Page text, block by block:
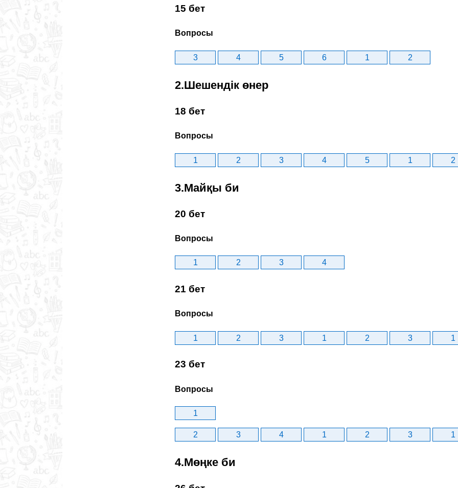
15 бет
Вопросы
3 4 5 6 1 2
2.Шешендік өнер
18 бет
Вопросы
1 2 3 4 5 1 2
3.Майқы би
20 бет
Вопросы
1 2 3 4
21 бет
Вопросы
1 2 3 1 2 3 1
23 бет
Вопросы
1
2 3 4 1 2 3 1
4.Мөңке би